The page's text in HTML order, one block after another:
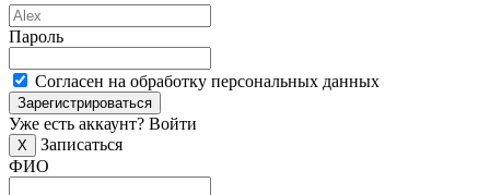
Пароль
Согласен на обработку персональных данных
Зарегистрироваться
Уже есть аккаунт? Войти
X
Записаться
ФИО